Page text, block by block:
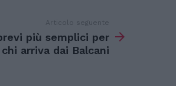
Articolo seguente
più semplici per
chi arriva dai Balcani